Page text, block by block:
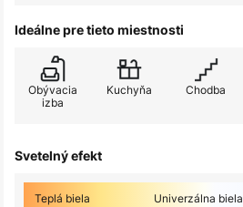
Ideálne pre tieto miestnosti
Obývacia
izba
Kuchyňa Chodba
Svetelný efekt
Teplá biela Univerzálna biela